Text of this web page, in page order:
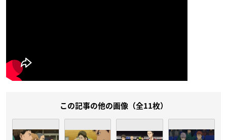
この記事の他の画像（全11枚）